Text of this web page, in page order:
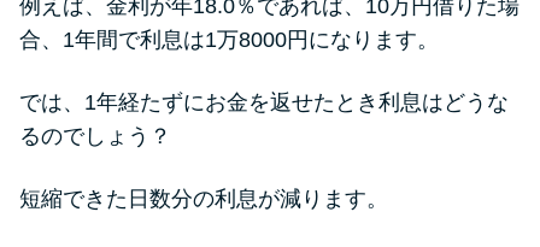
例えば、金利が年18.0％であれば、10万円借りた場
合、1年間で利息は1万8000円になります。
では、1年経たずにお金を返せたとき利息はどうな
るのでしょう？
短縮できた日数分の利息が減ります。